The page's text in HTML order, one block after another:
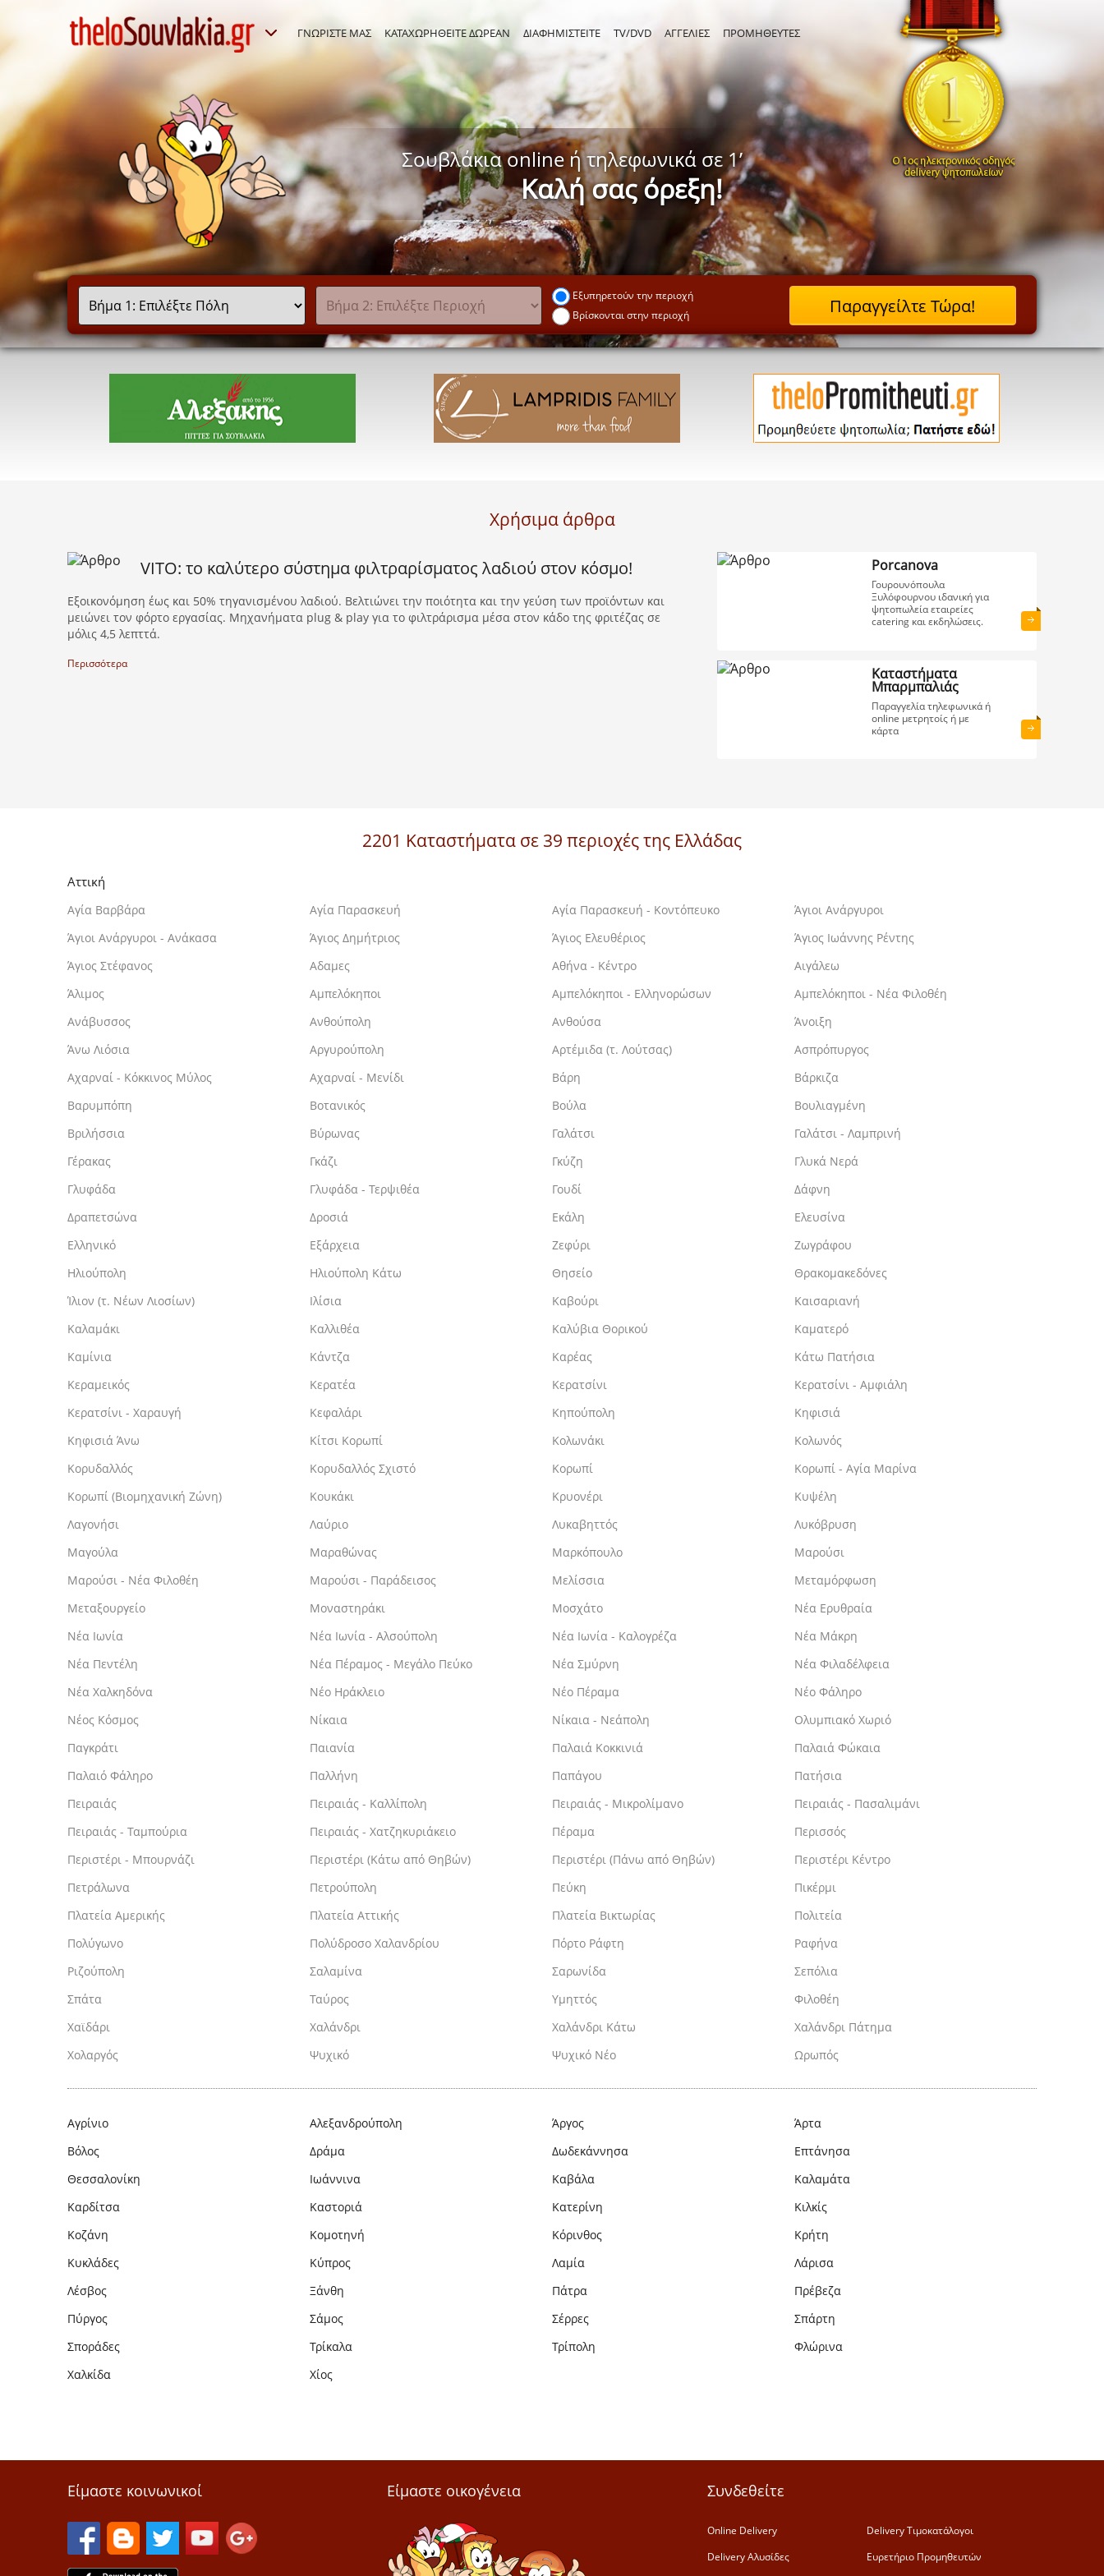
ΓΝΩΡΙΣΤΕ ΜΑΣ ΚΑΤΑΧΩΡΗΘΕΙΤΕ ΔΩΡΕΑΝ ΔΙΑΦΗΜΙΣΤΕΙΤΕ TV/DVD ΑΓΓΕΛΙΕΣ ΠΡΟΜΗΘΕΥΤΕΣ
Σουβλάκια online ή τηλεφωνικά σε 1’
Καλή σας όρεξη!
Εξυπηρετούν την περιοχή
Βρίσκονται στην περιοχή
Χρήσιμα άρθρα
VITO: το καλύτερο σύστημα φιλτραρίσματος λαδιού στον κόσμο!
Εξοικονόμηση έως και 50% τηγανισμένου λαδιού. Βελτιώνει την ποιότητα και την γεύση των προϊόντων και
μειώνει τον φόρτο εργασίας. Μηχανήματα plug & play για το φιλτράρισμα μέσα στον κάδο της φριτέζας σε
μόλις 4,5 λεπττά.
Περισσότερα
Porcanova
Γουρουνόπουλα
Ξυλόφουρνου ιδανική για
ψητοπωλεία εταιρείες
catering και εκδηλώσεις.
Καταστήματα
Μπαρμπαλιάς
Παραγγελία τηλεφωνικά ή
online μετρητοίς ή με
κάρτα
2201 Καταστήματα σε 39 περιοχές της Ελλάδας
Αττική
Αγία Βαρβάρα Αγία Παρασκευή Αγία Παρασκευή - Κοντόπευκο
Άγιοι Ανάργυροι
Άγιοι Ανάργυροι - Ανάκασα
Άγιος Δημήτριος Άγιος Ελευθέριος
Άγιος Ιωάννης Ρέντης
Άγιος Στέφανος
Αδαμες Αθήνα - Κέντρο
Αιγάλεω
Άλιμος
Αμπελόκηποι Αμπελόκηποι - Ελληνορώσων
Αμπελόκηποι - Νέα Φιλοθέη
Ανάβυσσος
Ανθούπολη Ανθούσα
Άνοιξη
Άνω Λιόσια
Αργυρούπολη Αρτέμιδα (τ. Λούτσας)
Ασπρόπυργος
Αχαρναί - Κόκκινος Μύλος
Αχαρναί - Μενίδι Βάρη
Βάρκιζα
Βαρυμπόπη
Βοτανικός Βούλα
Βουλιαγμένη
Βριλήσσια
Βύρωνας Γαλάτσι
Γαλάτσι - Λαμπρινή
Γέρακας
Γκάζι Γκύζη
Γλυκά Νερά
Γλυφάδα
Γλυφάδα - Τερψιθέα Γουδί
Δάφνη
Δραπετσώνα
Δροσιά Εκάλη
Ελευσίνα
Ελληνικό
Εξάρχεια Ζεφύρι
Ζωγράφου
Ηλιούπολη
Ηλιούπολη Κάτω Θησείο
Θρακομακεδόνες
Ίλιον (τ. Νέων Λιοσίων)
Ιλίσια Καβούρι
Καισαριανή
Καλαμάκι
Καλλιθέα Καλύβια Θορικού
Καματερό
Καμίνια
Κάντζα Καρέας
Κάτω Πατήσια
Κεραμεικός
Κερατέα Κερατσίνι
Κερατσίνι - Αμφιάλη
Κερατσίνι - Χαραυγή
Κεφαλάρι Κηπούπολη
Κηφισιά
Κηφισιά Άνω
Κίτσι Κορωπί Κολωνάκι
Κολωνός
Κορυδαλλός
Κορυδαλλός Σχιστό Κορωπί
Κορωπί - Αγία Μαρίνα
Κορωπί (Βιομηχανική Ζώνη)
Κουκάκι Κρυονέρι
Κυψέλη
Λαγονήσι
Λαύριο Λυκαβηττός
Λυκόβρυση
Μαγούλα
Μαραθώνας Μαρκόπουλο
Μαρούσι
Μαρούσι - Νέα Φιλοθέη
Μαρούσι - Παράδεισος Μελίσσια
Μεταμόρφωση
Μεταξουργείο
Μοναστηράκι Μοσχάτο
Νέα Ερυθραία
Νέα Ιωνία
Νέα Ιωνία - Αλσούπολη Νέα Ιωνία - Καλογρέζα
Νέα Μάκρη
Νέα Πεντέλη
Νέα Πέραμος - Μεγάλο Πεύκο Νέα Σμύρνη
Νέα Φιλαδέλφεια
Νέα Χαλκηδόνα
Νέο Ηράκλειο Νέο Πέραμα
Νέο Φάληρο
Νέος Κόσμος
Νίκαια Νίκαια - Νεάπολη
Ολυμπιακό Χωριό
Παγκράτι
Παιανία Παλαιά Κοκκινιά
Παλαιά Φώκαια
Παλαιό Φάληρο
Παλλήνη Παπάγου
Πατήσια
Πειραιάς
Πειραιάς - Καλλίπολη Πειραιάς - Μικρολίμανο
Πειραιάς - Πασαλιμάνι
Πειραιάς - Ταμπούρια
Πειραιάς - Χατζηκυριάκειο Πέραμα
Περισσός
Περιστέρι - Μπουρνάζι
Περιστέρι (Κάτω από Θηβών) Περιστέρι (Πάνω από Θηβών)
Περιστέρι Κέντρο
Πετράλωνα
Πετρούπολη Πεύκη
Πικέρμι
Πλατεία Αμερικής
Πλατεία Αττικής Πλατεία Βικτωρίας
Πολιτεία
Πολύγωνο
Πολύδροσο Χαλανδρίου Πόρτο Ράφτη
Ραφήνα
Ριζούπολη
Σαλαμίνα Σαρωνίδα
Σεπόλια
Σπάτα
Ταύρος Υμηττός
Φιλοθέη
Χαϊδάρι
Χαλάνδρι Χαλάνδρι Κάτω
Χαλάνδρι Πάτημα
Χολαργός
Ψυχικό Ψυχικό Νέο Ωρωπός
Αγρίνιο Αλεξανδρούπολη Άργος
Άρτα
Βόλος
Δράμα Δωδεκάννησα
Επτάνησα
Θεσσαλονίκη
Ιωάννινα Καβάλα
Καλαμάτα
Καρδίτσα
Καστοριά Κατερίνη
Κιλκίς
Κοζάνη
Κομοτηνή Κόρινθος
Κρήτη
Κυκλάδες
Κύπρος Λαμία
Λάρισα
Λέσβος
Ξάνθη Πάτρα
Πρέβεζα
Πύργος
Σάμος Σέρρες
Σπάρτη
Σποράδες
Τρίκαλα Τρίπολη
Φλώρινα
Χαλκίδα
Χίος
Είμαστε κοινωνικοί Είμαστε οικογένεια Συνδεθείτε
Online Delivery
Delivery Τιμοκατάλογοι
Delivery Αλυσίδες
Ευρετήριο Προμηθευτών